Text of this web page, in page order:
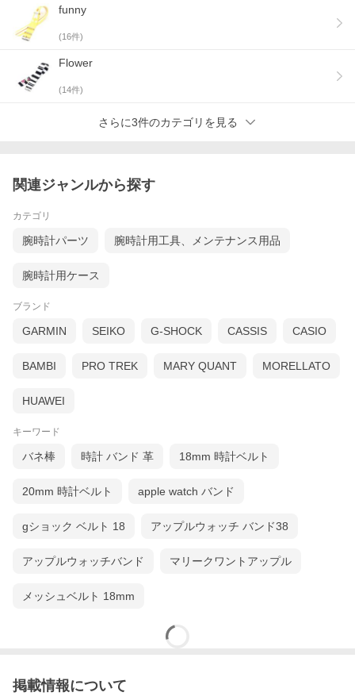
funny
(16件)
Flower
(14件)
さらに3件のカテゴリを見る
関連ジャンルから探す
カテゴリ
腕時計パーツ 腕時計用工具、メンテナンス用品
腕時計用ケース
ブランド
GARMIN SEIKO G-SHOCK CASSIS CASIO
BAMBI PRO TREK MARY QUANT MORELLATO
HUAWEI
キーワード
バネ棒 時計 バンド 革 18mm 時計ベルト
20mm 時計ベルト apple watch バンド
gショック ベルト 18 アップルウォッチ バンド38
アップルウォッチバンド マリークワントアップル
メッシュベルト 18mm
掲載情報について